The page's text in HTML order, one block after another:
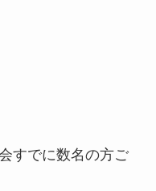
すでに数名の方ご